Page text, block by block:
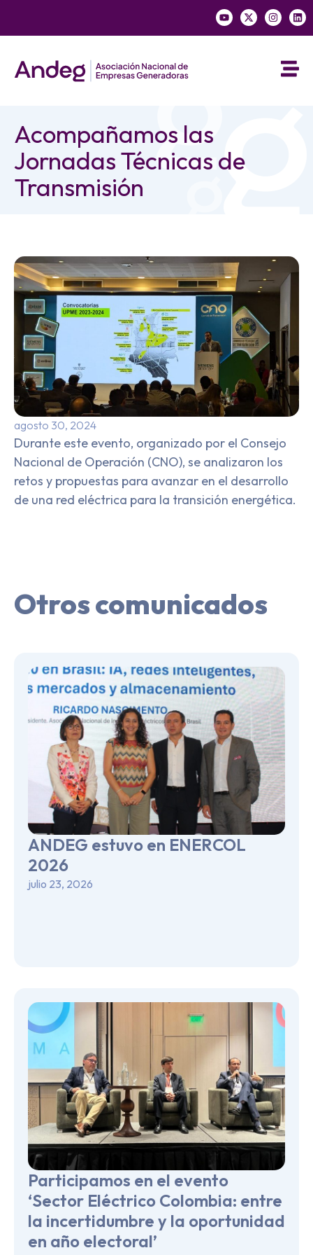
Acompañamos las
Jornadas Técnicas de
Transmisión
agosto 30, 2024
Durante este evento, organizado por el Consejo
Nacional de Operación (CNO), se analizaron los
retos y propuestas para avanzar en el desarrollo
de una red eléctrica para la transición energética.
Otros comunicados
ANDEG estuvo en ENERCOL
2026
julio 23, 2026
Participamos en el evento
‘Sector Eléctrico Colombia: entre
la incertidumbre y la oportunidad
en año electoral’